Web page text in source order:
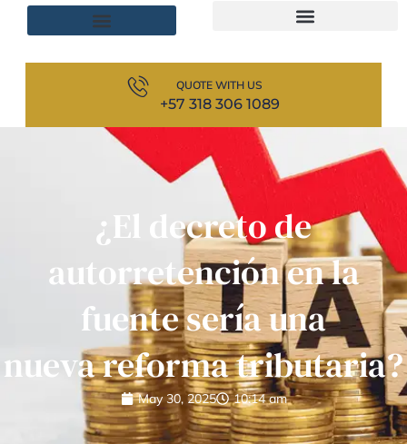
QUOTE WITH US
+57 318 306 1089
¿El decreto de
autorretención en la
fuente sería una
nueva reforma tributaria?
May 30, 2025 10:14 am